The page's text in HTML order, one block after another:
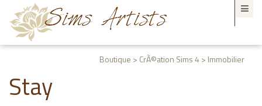
Boutique > CrÃ©ation Sims 4 > Immobilier
Stay